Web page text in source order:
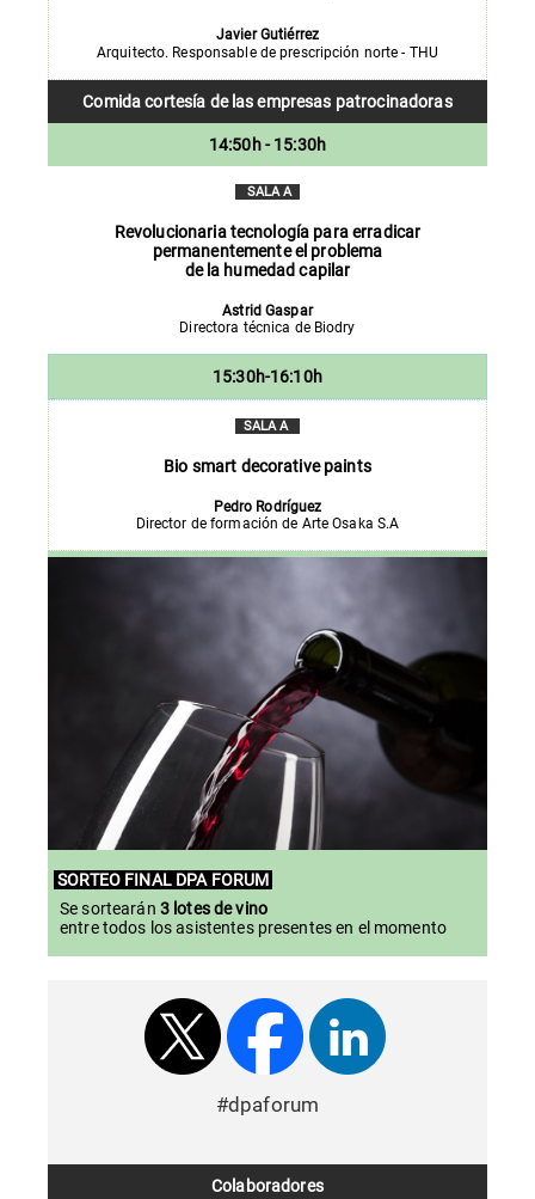
Javier Gutiérrez
Arquitecto. Responsable de prescripción norte - THU
Comida cortesía de las empresas patrocinadoras
14:50h - 15:30h
SALA A
Revolucionaria tecnología para erradicar
permanentemente el problema
de la humedad capilar
Astrid Gaspar
Directora técnica de Biodry
15:30h-16:10h
SALA A
Bio smart decorative paints
Pedro Rodríguez
Director de formación de Arte Osaka S.A
SORTEO FINALDPA FORUM
Se sortearán 3 lotes de vino
entre todos los asistentes presentes en el momento
#dpaforum
Colaboradores